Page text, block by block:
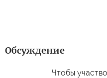
Обсуждение
Чтобы